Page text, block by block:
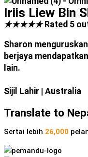
Iriis Liew Bin
★★★★★ Rated 5
Sharon
berjaya
lain.
Sijil Lahir | Australia
Translate to
Sertai lebih 26,000